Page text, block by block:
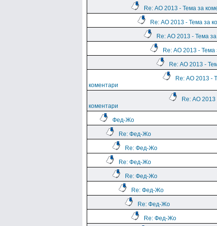
Re: АО 2013 - Тема за
Re: АО 2013 - Тема за
Re: АО 2013 - Тема
Re: АО 2013 - Тема
Re: АО 2013 -
Re: АО 2013 -
коментари
Re: АО 2013
коментари
Фед-Жо
Re: Фед-Жо
Re: Фед-Жо
Re: Фед-Жо
Re: Фед-Жо
Re: Фед-Жо
Re: Фед-Жо
Re: Фед-Жо